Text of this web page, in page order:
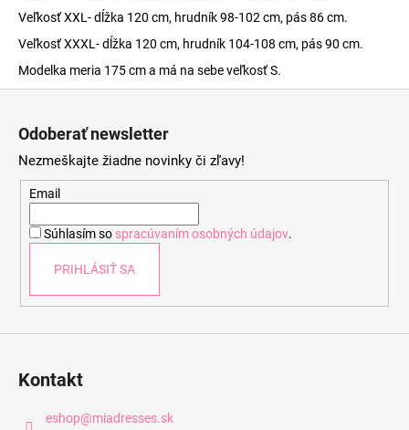
Veľkosť XXL- dĺžka 120 cm, hrudník 98-102 cm, pás 86 cm.
Veľkosť XXXL- dĺžka 120 cm, hrudník 104-108 cm, pás 90 cm.
Modelka meria 175 cm a má na sebe veľkosť S.
Odoberať newsletter
Nezmeškajte žiadne novinky či zľavy!
Email
Súhlasím so spracúvaním osobných údajov.
PRIHLÁSIŤ SA
Kontakt
eshop@miadresses.sk